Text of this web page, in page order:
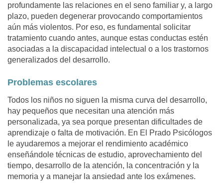
profundamente las relaciones en el seno familiar y, a largo
plazo, pueden degenerar provocando comportamientos
aún más violentos. Por eso, es fundamental solicitar
tratamiento cuando antes, aunque estas conductas estén
asociadas a la discapacidad intelectual o a los trastornos
generalizados del desarrollo.
Problemas escolares
Todos los niños no siguen la misma curva del desarrollo,
hay pequeños que necesitan una atención más
personalizada, ya sea porque presentan dificultades de
aprendizaje o falta de motivación. En El Prado Psicólogos
le ayudaremos a mejorar el rendimiento académico
enseñándole técnicas de estudio, aprovechamiento del
tiempo, desarrollo de la atención, la concentración y la
memoria y a manejar la ansiedad ante los exámenes.